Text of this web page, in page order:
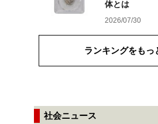
体とは
2026/07/30
ランキングをもっ
社会ニュース